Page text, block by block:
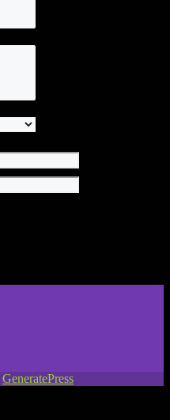
GeneratePress